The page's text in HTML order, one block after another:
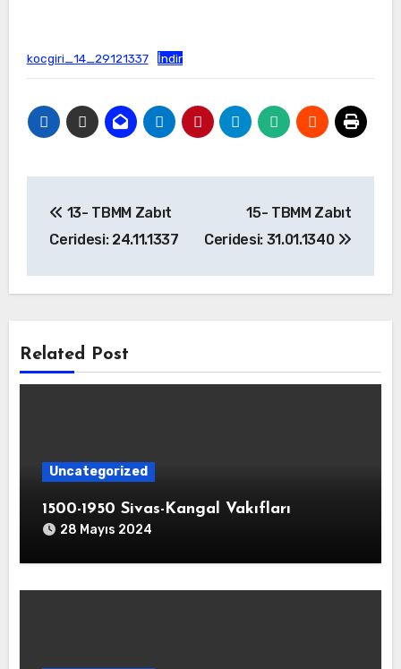
kocgiri_14_29121337 İndir
gezinmesi
13- TBMM Zabıt
Ceridesi: 24.11.1337
15- TBMM Zabıt
Ceridesi: 31.01.1340
Related Post
Uncategorized
1500-1950 Sivas-Kangal Vakıfları
28 Mayıs 2024